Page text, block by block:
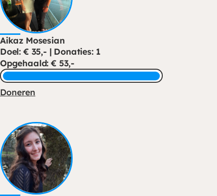
Aikaz Mosesian
Doel: € 35,- | Donaties: 1
Opgehaald: € 53,-
Doneren